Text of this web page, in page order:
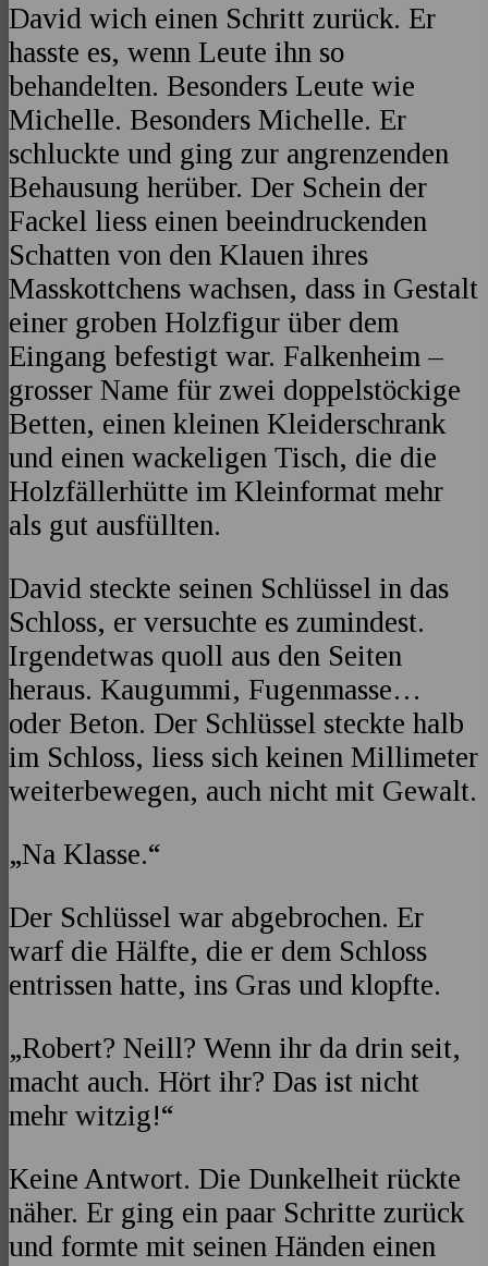
David wich einen Schritt zurück. Er
hasste es, wenn Leute ihn so
behandelten. Besonders Leute wie
Michelle. Besonders Michelle. Er
schluckte und ging zur angrenzenden
Behausung herüber. Der Schein der
Fackel liess einen beeindruckenden
Schatten von den Klauen ihres
Masskottchens wachsen, dass in Gestalt
einer groben Holzfigur über dem
Eingang befestigt war. Falkenheim –
grosser Name für zwei doppelstöckige
Betten, einen kleinen Kleiderschrank
und einen wackeligen Tisch, die die
Holzfällerhütte im Kleinformat mehr
als gut ausfüllten.
David steckte seinen Schlüssel in das
Schloss, er versuchte es zumindest.
Irgendetwas quoll aus den Seiten
heraus. Kaugummi, Fugenmasse…
oder Beton. Der Schlüssel steckte halb
im Schloss, liess sich keinen Millimeter
weiterbewegen, auch nicht mit Gewalt.
„Na Klasse.“
Der Schlüssel war abgebrochen. Er
warf die Hälfte, die er dem Schloss
entrissen hatte, ins Gras und klopfte.
„Robert? Neill? Wenn ihr da drin seit,
macht auch. Hört ihr? Das ist nicht
mehr witzig!“
Keine Antwort. Die Dunkelheit rückte
näher. Er ging ein paar Schritte zurück
und formte mit seinen Händen einen